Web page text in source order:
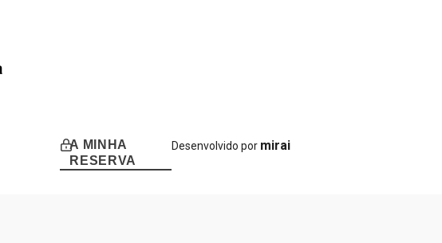
A MINHA
RESERVA
Desenvolvido por mirai